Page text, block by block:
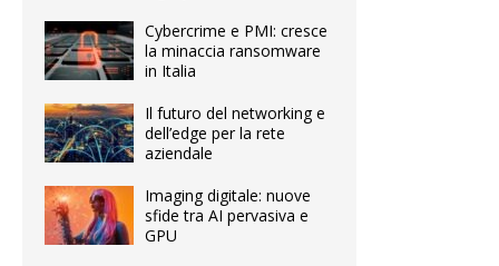
Cybercrime e PMI: cresce
la minaccia ransomware
in Italia
Il futuro del networking e
dell’edge per la rete
aziendale
Imaging digitale: nuove
sfide tra AI pervasiva e
GPU